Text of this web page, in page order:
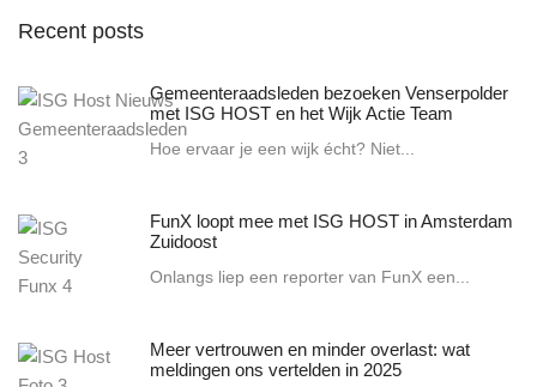
Recent posts
Gemeenteraadsleden bezoeken Venserpolder
met ISG HOST en het Wijk Actie Team
Hoe ervaar je een wijk écht? Niet...
FunX loopt mee met ISG HOST in Amsterdam
Zuidoost
Onlangs liep een reporter van FunX een...
Meer vertrouwen en minder overlast: wat
meldingen ons vertelden in 2025